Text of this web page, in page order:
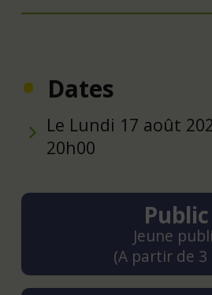
Dates
Le Lundi 17 août
20h00
Public
Jeune
(A partir de 3